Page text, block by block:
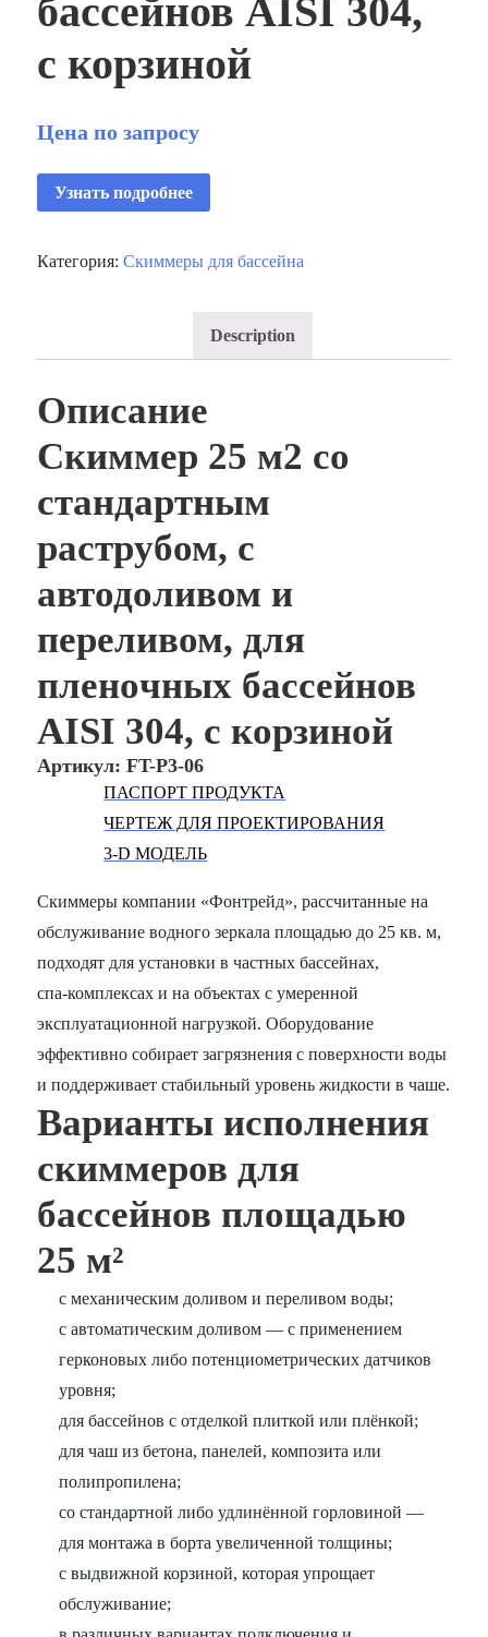
бассейнов AISI 304,
с корзиной
Цена по запросу
Узнать подробнее
Категория:Скиммеры для бассейна
Description
Описание
Скиммер 25 м2 со
стандартным
раструбом, с
автодоливом и
переливом, для
пленoчных бассейнов
AISI 304, с корзиной
Артикул: FT-P3-06
ПАСПОРТ ПРОДУКТА
ЧЕРТЕЖ ДЛЯ ПРОЕКТИРОВАНИЯ
3-D МОДЕЛЬ
Скиммеры компании «Фонтрейд», рассчитанные на
обслуживание водного зеркала площадью до 25 кв. м,
подходят для установки в частных бассейнах,
спа‑комплексах и на объектах с умеренной
эксплуатационной нагрузкой. Оборудование
эффективно собирает загрязнения с поверхности воды
и поддерживает стабильный уровень жидкости в чаше.
Варианты исполнения
скиммеров для
бассейнов площадью
25 м²
с механическим доливом и переливом воды;
с автоматическим доливом — с применением
герконовых либо потенциометрических датчиков
уровня;
для бассейнов с отделкой плиткой или плёнкой;
для чаш из бетона, панелей, композита или
полипропилена;
со стандартной либо удлинённой горловиной —
для монтажа в борта увеличенной толщины;
с выдвижной корзиной, которая упрощает
обслуживание;